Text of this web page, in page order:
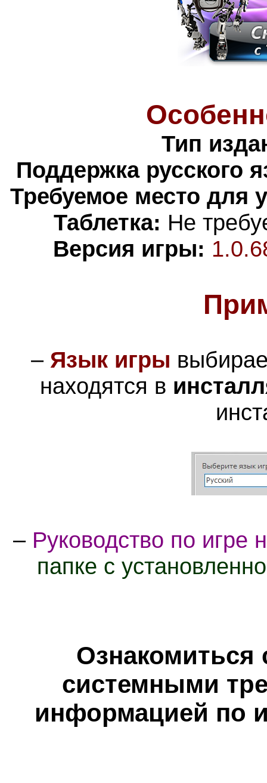
Тип
Поддержка русского
Требуемое место для
Таблетка: Не
Версия игры:
– Язык игры
находятся в
– Руководство по игре
папке с
Ознакомиться
системными
информацией по